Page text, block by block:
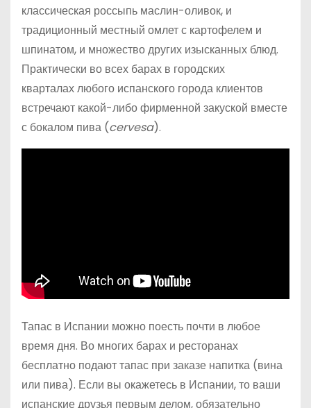
классическая россыпь маслин-оливок, и
традиционный местный омлет с картофелем и
шпинатом, и множество других изысканных блюд.
Практически во всех барах в городских
кварталах любого испанского города клиентов
встречают какой-либо фирменной закуской вместе
с бокалом пива (cervesa).
Тапас в Испании можно поесть почти в любое
время дня. Во многих барах и ресторанах
бесплатно подают тапас при заказе напитка (вина
или пива). Если вы окажетесь в Испании, то ваши
испанские друзья первым делом, обязательно